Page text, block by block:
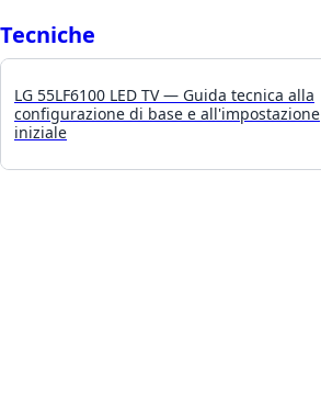
Tecniche
LG 55LF6100 LED TV — Guida tecnica alla
configurazione di base e all'impostazione
iniziale